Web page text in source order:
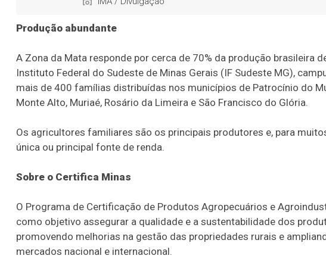
Produção abundante
A Zona da Mata responde por cerca de 70% da produção brasileira
Instituto Federal do Sudeste de Minas Gerais (IF Sudeste MG),
mais de 400 famílias distribuídas nos municípios de Patrocínio do
Monte Alto, Muriaé, Rosário da Limeira e São Francisco do Glória.
Os agricultores familiares são os principais produtores e, para
única ou principal fonte de renda.
Sobre o Certifica Minas
O Programa de Certificação de Produtos Agropecuários e
como objetivo assegurar a qualidade e a sustentabilidade dos
promovendo melhorias na gestão das propriedades rurais e
mercados nacional e internacional.